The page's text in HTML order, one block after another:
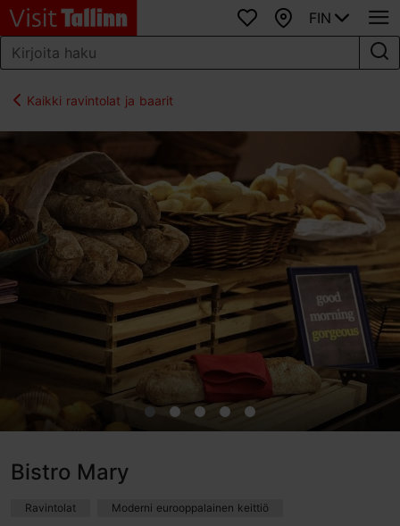
SuosikitKartta
FIN
Kaikki ravintolat ja baarit
Bistro Mary
Ravintolat Moderni eurooppalainen keittiö